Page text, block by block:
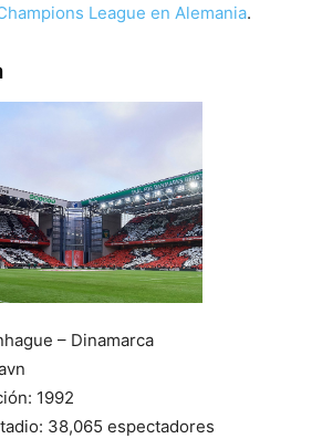
League en Alemania.
– Dinamarca
1992
38,065 espectadores